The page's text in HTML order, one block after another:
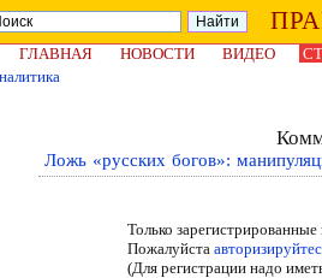
ГЛАВНАЯ НОВОСТИ ВИДЕО
Ложь «русских богов»:
Только
Пожалуйста
(Для регистрации надо